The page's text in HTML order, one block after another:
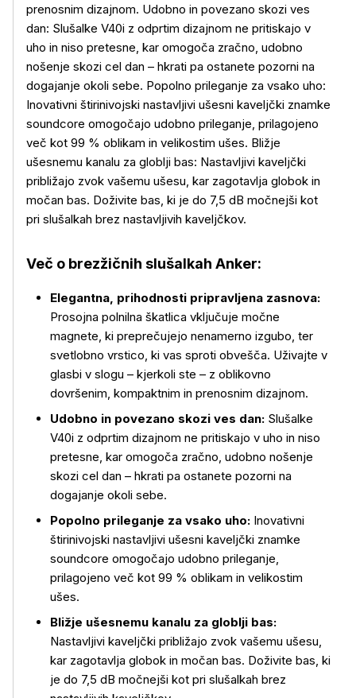
Več o izdelku
prenosnim dizajnom. Udobno in povezano skozi ves
dan: Slušalke V40i z odprtim dizajnom ne pritiskajo v
uho in niso pretesne, kar omogoča zračno, udobno
nošenje skozi cel dan – hkrati pa ostanete pozorni na
dogajanje okoli sebe. Popolno prileganje za vsako uho:
Inovativni štirinivojski nastavljivi ušesni kaveljčki znamke
soundcore omogočajo udobno prileganje, prilagojeno
več kot 99 % oblikam in velikostim ušes. Bližje
ušesnemu kanalu za globlji bas: Nastavljivi kaveljčki
približajo zvok vašemu ušesu, kar zagotavlja globok in
močan bas. Doživite bas, ki je do 7,5 dB močnejši kot
pri slušalkah brez nastavljivih kaveljčkov.
Več o brezžičnih slušalkah Anker:
Elegantna, prihodnosti pripravljena zasnova:
Prosojna polnilna škatlica vključuje močne
magnete, ki preprečujejo nenamerno izgubo, ter
svetlobno vrstico, ki vas sproti obvešča. Uživajte v
glasbi v slogu – kjerkoli ste – z oblikovno
dovršenim, kompaktnim in prenosnim dizajnom.
Udobno in povezano skozi ves dan: Slušalke
V40i z odprtim dizajnom ne pritiskajo v uho in niso
pretesne, kar omogoča zračno, udobno nošenje
skozi cel dan – hkrati pa ostanete pozorni na
dogajanje okoli sebe.
Popolno prileganje za vsako uho: Inovativni
štirinivojski nastavljivi ušesni kaveljčki znamke
soundcore omogočajo udobno prileganje,
prilagojeno več kot 99 % oblikam in velikostim
ušes.
Bližje ušesnemu kanalu za globlji bas:
Nastavljivi kaveljčki približajo zvok vašemu ušesu,
kar zagotavlja globok in močan bas. Doživite bas, ki
je do 7,5 dB močnejši kot pri slušalkah brez